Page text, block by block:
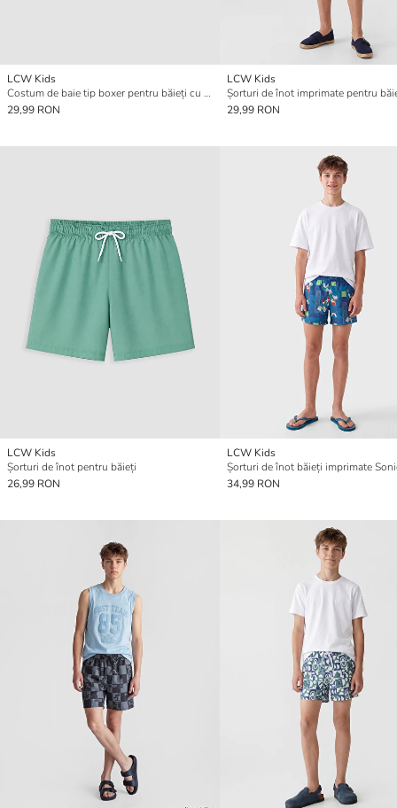
LCW Kids
Costum de baie tip boxer pentru băieți cu uscare rapidă
29,99 RON
LCW Kids
Șorturi de înot imprimate pentru
29,99 RON
LCW Kids
Șorturi de înot pentru băieți
26,99 RON
LCW Kids
Șorturi de înot băieți imprimate
34,99 RON